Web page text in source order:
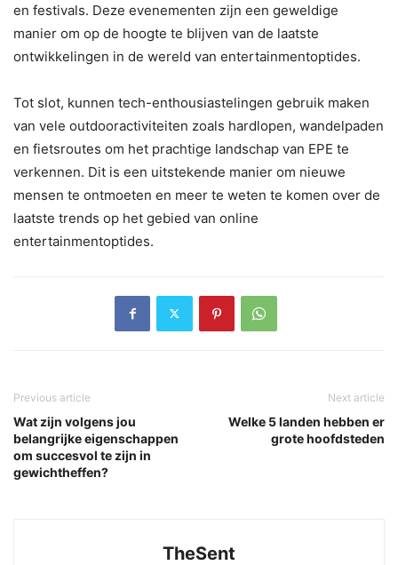
en festivals. Deze evenementen zijn een geweldige
manier om op de hoogte te blijven van de laatste
ontwikkelingen in de wereld van entertainmentoptides.
Tot slot, kunnen tech-enthousiastelingen gebruik maken
van vele outdooractiviteiten zoals hardlopen, wandelpaden
en fietsroutes om het prachtige landschap van EPE te
verkennen. Dit is een uitstekende manier om nieuwe
mensen te ontmoeten en meer te weten te komen over de
laatste trends op het gebied van online
entertainmentoptides.
Previous article
Wat zijn volgens jou
belangrijke eigenschappen
om succesvol te zijn in
gewichtheffen?
Next article
Welke 5 landen hebben er
grote hoofdsteden
TheSent